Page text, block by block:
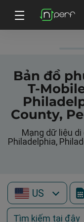
Bản đồ
T-
County,
Mạng dữ liệu
Philadelphia,
US